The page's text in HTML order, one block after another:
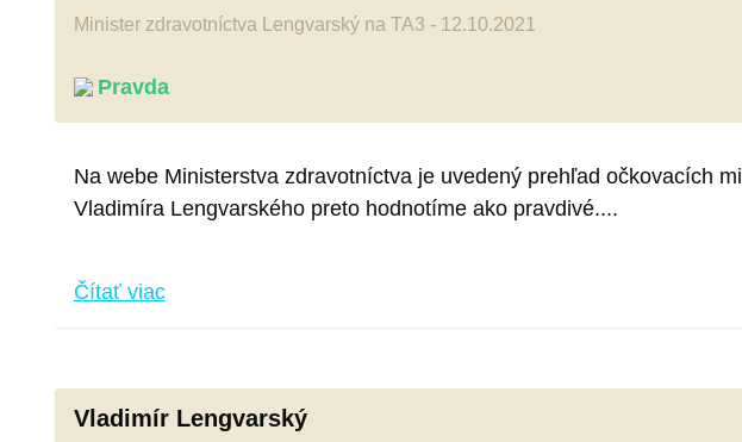
Minister zdravotníctva Lengvarský na TA3 - 12.10.2021
Pravda
Na webe Ministerstva zdravotníctva je uvedený prehľad očkovacích
Vladimíra Lengvarského preto hodnotíme ako pravdivé....
Čítať viac
Vladimír Lengvarský